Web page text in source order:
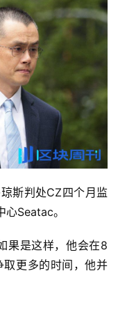
斯判处CZ四个月监
Seatac。
果是这样，他会在8
更多的时间，他并